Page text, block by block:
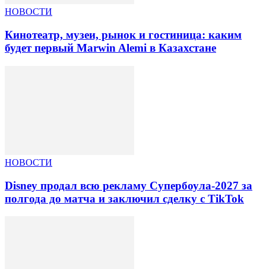
НОВОСТИ
Кинотеатр, музеи, рынок и гостиница: каким
будет первый Marwin Alemi в Казахстане
НОВОСТИ
Disney продал всю рекламу Супербоула-2027 за
полгода до матча и заключил сделку с TikTok